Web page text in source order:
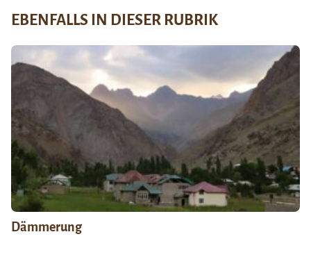
EBENFALLS IN DIESER RUBRIK
Dämmerung